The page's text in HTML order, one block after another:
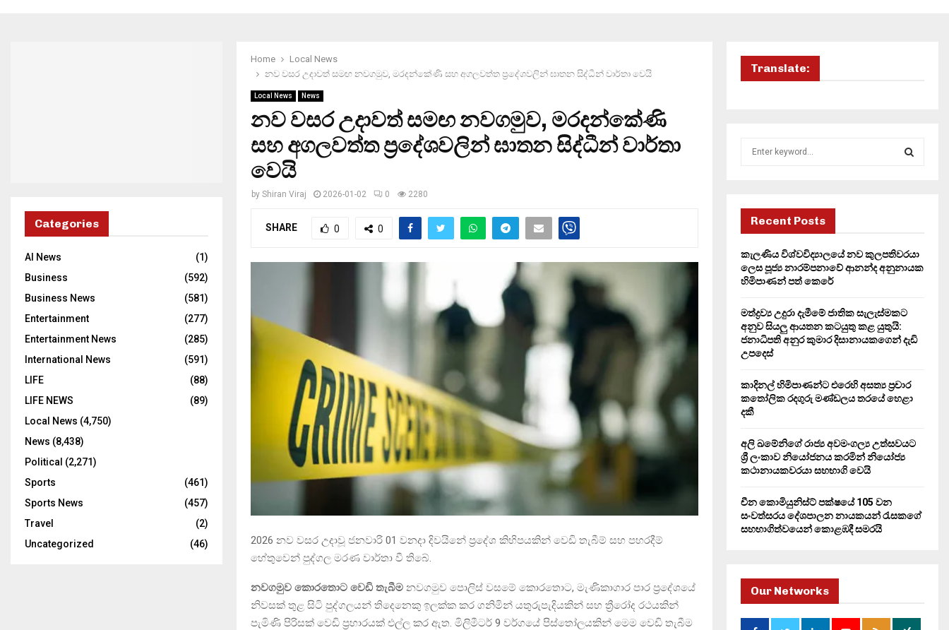
Home
Local News
නව වසර උදාවත් සමඟ නවගමුව, මරදන්කේණි සහ අගලවත්ත ප්‍රදේශවලින් ඝාතන සිද්ධීන් වාර්තා වෙයි
Local News News
නව වසර උදාවත් සමඟ නවගමුව, මරදන්කේණි
සහ අගලවත්ත ප්‍රදේශවලින් ඝාතන සිද්ධීන් වාර්තා
වෙයි
by Shiran Viraj 2026-01-02 0 2280
SHARE 0 0
2026 නව වසර උදාවූ ජනවාරි 01 වනදා දිවයිනේ ප්‍රදේශ කිහිපයකින් වෙඩි තැබීම් සහ පහරදීම්
හේතුවෙන් පුද්ගල මරණ වාර්තා වී තිබේ.
නවගමුව කොරතොට වෙඩි තැබීම නවගමුව පොලිස් වසමේ කොරතොට, මැණිකාගාර පාර ප්‍රදේශයේ
නිවසක් තුළ සිටි පුද්ගලයන් තිදෙනෙකු ඉලක්ක කර ගනිමින් යතුරුපැදියකින් සහ ත්‍රීරෝද රථයකින්
පැමිණි පිරිසක් වෙඩි ප්‍රහාරයක් එල්ල කර ඇත. මිලිමීටර් 9 වර්ගයේ පිස්තෝලයකින් මෙම වෙඩි තැබීම
Categories
AI News
(1)
Business
(592)
Business News
(581)
Entertainment
(277)
Entertainment News
(285)
International News
(591)
LIFE
(88)
LIFE NEWS
(89)
Local News (4,750)
News (8,438)
Political (2,271)
Sports
(461)
Sports News
(457)
Travel
(2)
Uncategorized
(46)
Translate:
f
r
:
R
Recent Posts
කැලණිය විශ්වවිද්‍යාලයේ නව කුලපතිවරයා
ලෙස පූජ්‍ය නාරම්පනාවේ ආනන්ද අනුනායක
හිමිපාණන් පත් කෙරේ
මත්ද්‍රව්‍ය උදුරා දැමීමේ ජාතික සැලැස්මකට
අනුව සියලු ආයතන කටයුතු කළ යුතුයි:
ජනාධිපති අනුර කුමාර දිසානායකගෙන් දැඩි
උපදෙස්
කාදිනල් හිමිපාණන්ට එරෙහි අසත්‍ය ප්‍රචාර
කතෝලික රදගුරු මණ්ඩලය තරයේ හෙළා
දකී
අලි ඛමේනිගේ රාජ්‍ය අවමංගල්‍ය උත්සවයට
ශ්‍රී ලංකාව නියෝජනය කරමින් නියෝජ්‍ය
කථානායකවරයා සහභාගි වෙයි
චීන කොමියුනිස්ට් පක්ෂයේ 105 වන
සංවත්සරය දේශපාලන නායකයන් රැසකගේ
සහභාගිත්වයෙන් කොළඹදී සමරයි
Our Networks